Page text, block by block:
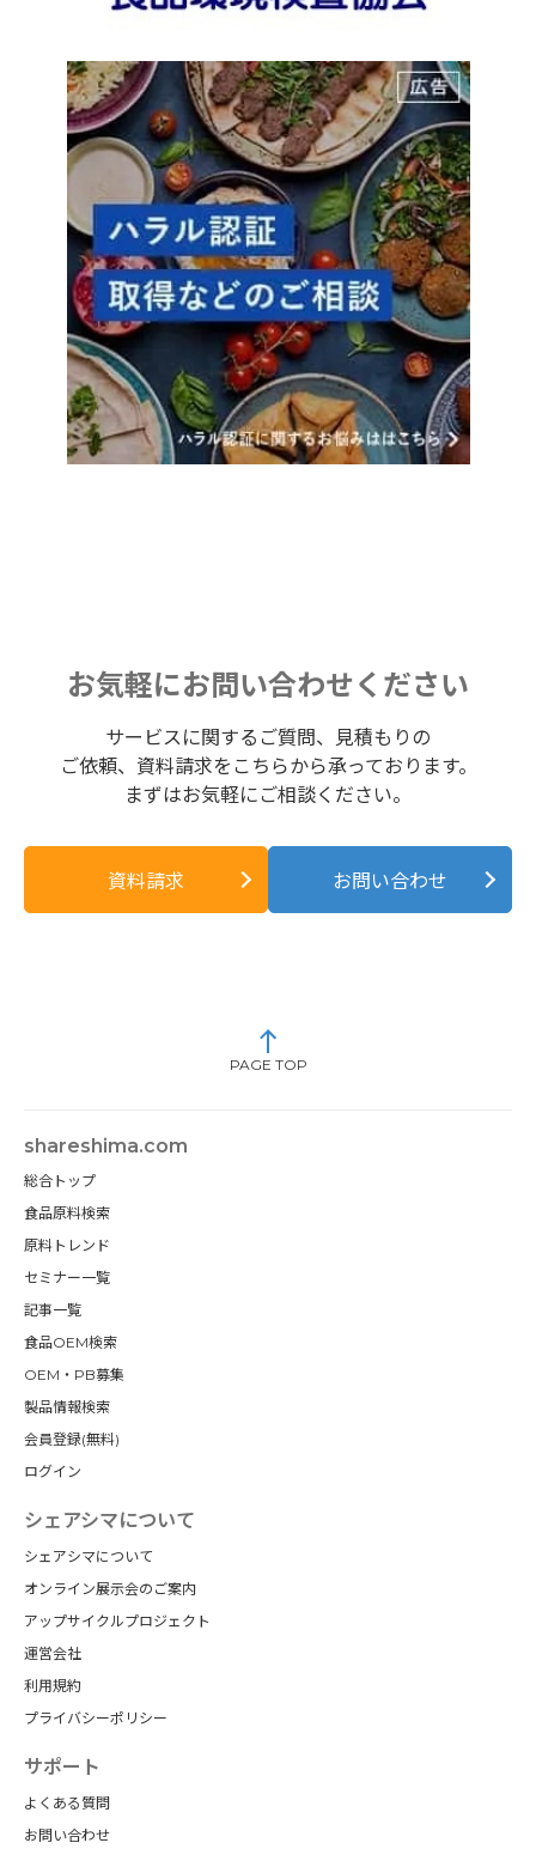
お気軽にお問い合わせください
サービスに関するご質問、見積もりの
ご依頼、資料請求をこちらから承っております。
まずはお気軽にご相談ください。
資料請求 お問い合わせ
PAGE TOP
shareshima.com
総合トップ
食品原料検索
原料トレンド
セミナー一覧
記事一覧
食品OEM検索
OEM・PB募集
製品情報検索
会員登録(無料)
ログイン
シェアシマについて
シェアシマについて
オンライン展示会のご案内
アップサイクルプロジェクト
運営会社
利用規約
プライバシーポリシー
サポート
よくある質問
お問い合わせ